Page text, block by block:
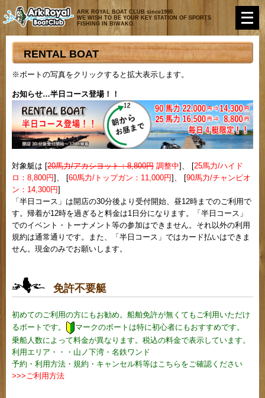
ARK ROYAL BOAT CLUB since1990.
WE WISH TO BE YOUR KEY STATION OF SPORTS
FISHING IN BIWAKO.
RENTAL BOAT
※ボートの写真をクリックすると拡大表示します。
お知らせ…半日コース登場！！
対象艇は [20馬力/アカシヨット：8,800円 調整中]、 [25馬力/ハイド
ロ：8,800円]、 [60馬力/トップガン：11,000円]、 [90馬力/チャンピオ
ン：14,300円]
「半日コース」は開店の30分後より受付開始、昼12時までのご利用で
す。帰着が12時を過ぎると料金は1日分になります。「半日コース」
でのイベント・トーナメント等の参加はできません。それ以外の利用
規約は通常通りです。また、「半日コース」ではカード払いはできま
せん。現金のみでお願いします。
免許不要艇
初めてのご利用の方にもお勧め。船舶免許が無くてもご利用いただけ
るボートです。
マークのボートは特に初心者にもおすすめです。
乗船人数によって料金が異なります。税込の料金で表示しています。
利用エリア・・・山ノ下湾・名鉄ワンド
予約・利用方法・規約・キャンセル料等はこちらをご確認ください
>>>ご利用方法